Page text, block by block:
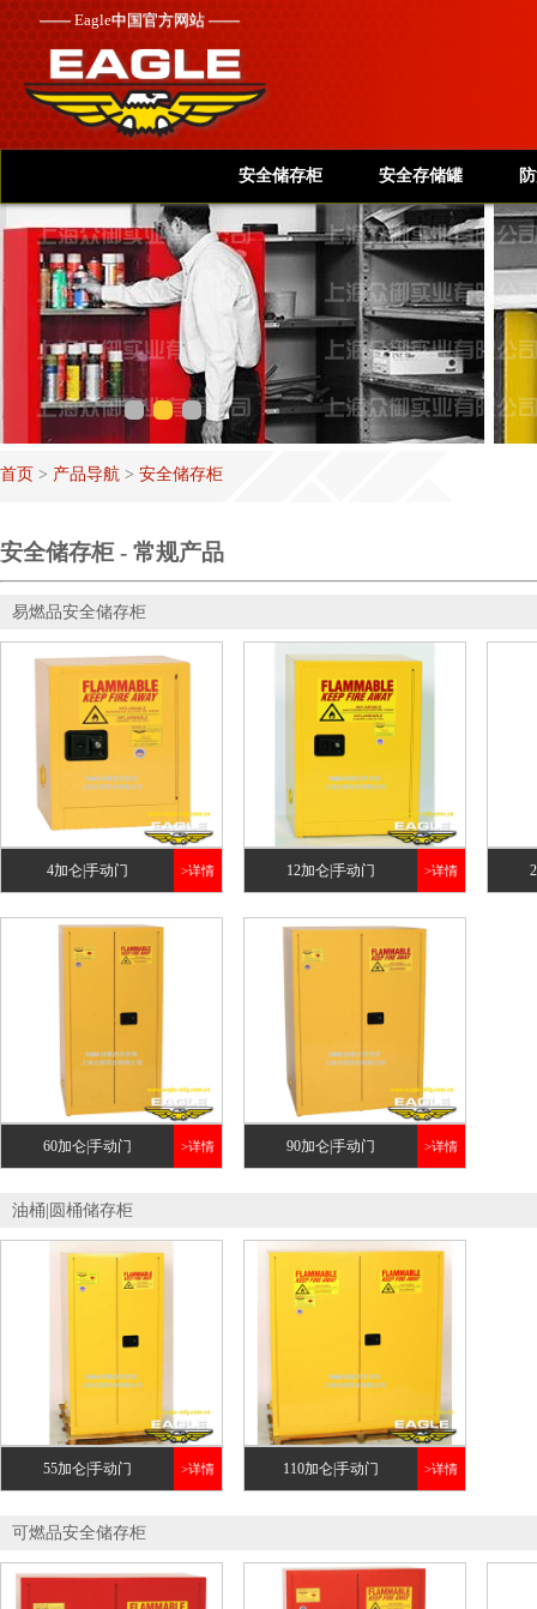
——Eagle中国官方网站 ——
安全储存柜 安全存储罐
首页 > 产品导航 > 安全储存柜
安全储存柜 - 常规产品
易燃品安全储存柜
4加仑|手动门 >详情 12加仑|手动门 >详情
60加仑|手动门 >详情 90加仑|手动门 >详情
油桶|圆桶储存柜
55加仑|手动门 >详情 110加仑|手动门 >详情
可燃品安全储存柜